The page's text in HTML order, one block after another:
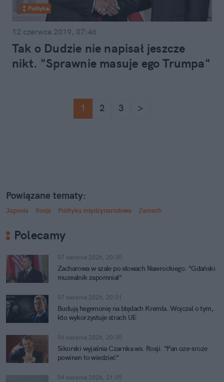
Polityka
12 czerwca 2019, 07:46
Tak o Dudzie nie napisał jeszcze
nikt. "Sprawnie masuje ego Trumpa"
1 2 3 >
Powiązane tematy:
Japonia Rosja Polityka międzynarodowa Zamach
Polecamy
07 sierpnia 2026, 20:30
Zacharowa w szale po słowach Nawrockiego. "Gdański
muzealnik zapomniał"
07 sierpnia 2026, 20:01
Budują hegemonię na błędach Kremla. Wojczal o tym,
kto wykorzystuje strach UE
06 sierpnia 2026, 20:30
Sikorski wyjaśnia Czarnka ws. Rosji. "Pan oze-sroze
powinen to wiedzieć"
04 sierpnia 2026, 21:09